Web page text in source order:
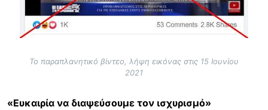
Το παραπλανητικό βίντεο, λήψη εικόνας στις 15 Ιουνίου
2021
«Ευκαιρία να διαψεύσουμε τον ισχυρισμό»